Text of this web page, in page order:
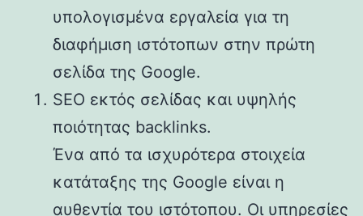
υπολογισμένα εργαλεία για τη
διαφήμιση ιστότοπων στην πρώτη
σελίδα της Google.
SEO εκτός σελίδας και υψηλής
ποιότητας backlinks.
Ένα από τα ισχυρότερα στοιχεία
κατάταξης της Google είναι η
αυθεντία του ιστότοπου. Οι υπηρεσίες